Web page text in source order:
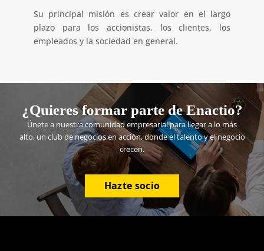
Su principal misión es crear valor en el largo
plazo para los accionistas, los clientes, los
empleados y la sociedad en general.
¿Quieres formar parte de Enactio?
Únete a nuestra comunidad empresarial para llegar a lo más
alto, un club de negocios en acción, donde el talento y el negocio
crecen.
Hazte socio